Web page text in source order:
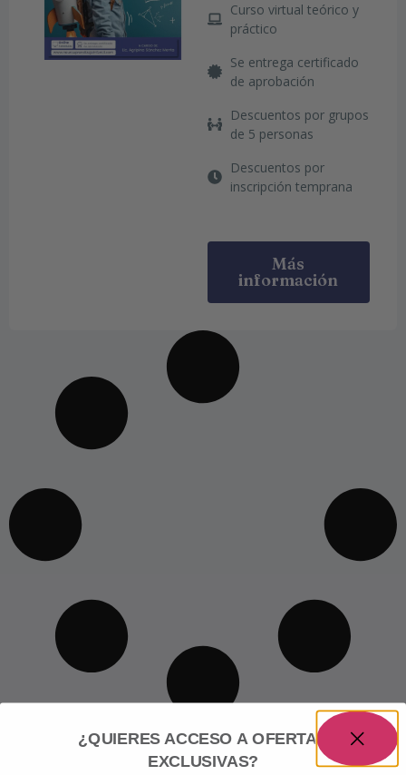
Curso virtual teórico y
práctico
Se entrega certificado
de aprobación
Descuentos por grupos
de 5 personas
Descuentos por
inscripción temprana
Más
información
¿QUIERES ACCESO A OFERTAS
EXCLUSIVAS?